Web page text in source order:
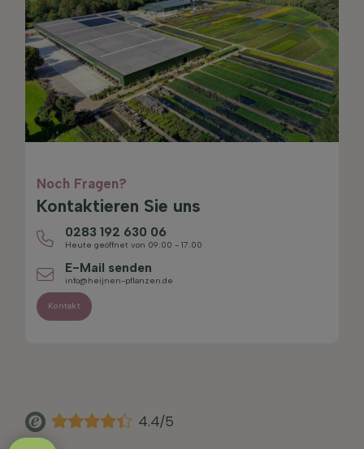
Noch Fragen?
Kontaktieren Sie uns
0283 192 630 06
Heute geöffnet von 09:00 - 17:00
E-Mail senden
info@heijnen-pflanzen.de
Kontakt
4.4/5